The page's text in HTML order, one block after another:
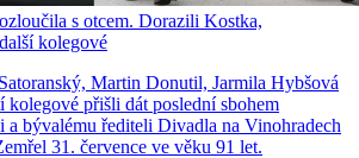
s otcem. Dorazili Kostka,
kolegové
Martin Donutil, Jarmila Hybšová
kolegové přišli dát poslední sbohem
a bývalému řediteli Divadla na Vinohradech
31. července ve věku 91 let.